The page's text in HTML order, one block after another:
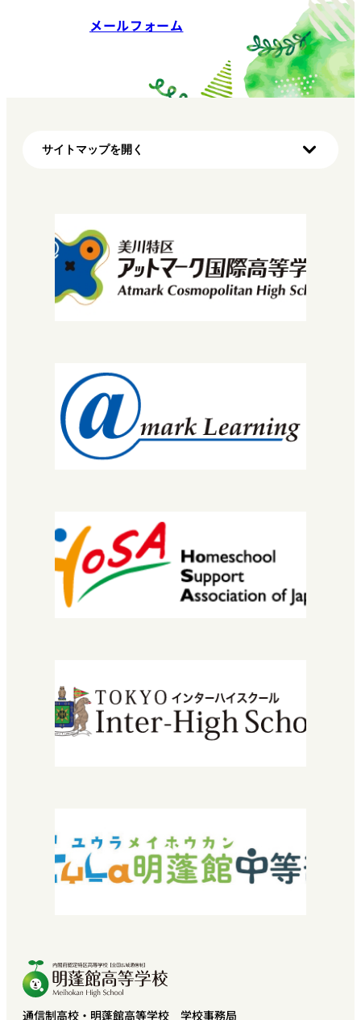
メールフォーム
サイトマップを開く
初めての方へ（明蓬館高校の特徴）
学び方
マイプロ
先生・コーチについて
バレエ・ダンサーコース
SNEC（スペシャルニーズ）
STEC
EuLa明蓬館中等部
スクールライフ
校長挨拶
教育理念・コンセプト
学校概要
進路実績
情報公開
エントリーから入学までの流れ
学費・授業料
特待生入試について
採用情報
SNEC提携希望の方へ
中学校教諭・福祉関係者の方へ
通信制高校・明蓬館高等学校 学校事務局